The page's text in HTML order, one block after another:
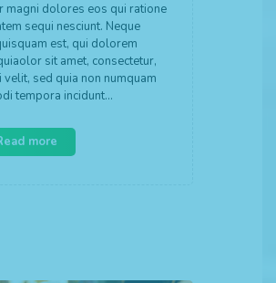
magni dolores eos qui ratione
sequi nesciunt. Neque
est, qui dolorem
sit amet, consectetur,
velit, sed quia non numquam
tempora incidunt…
more